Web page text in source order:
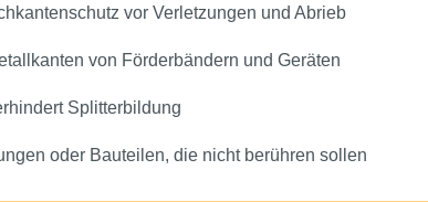
vor Verletzungen und Abrieb
von Förderbändern und Geräten
Splitterbildung
oder Bauteilen, die nicht berühren sollen